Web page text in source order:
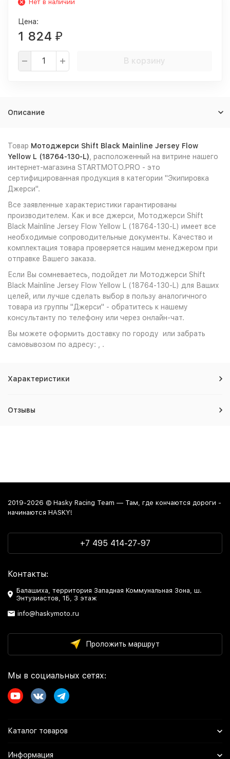
Нет в наличии
Цена:
1 824 ₽
В корзину
Описание
Товар Мотоджерси Shift Black Mainline Jersey Flow
Yellow L (18764-130-L) , расположенный на витрине нашего
интернет-магазина STARTMOTO.PRO - это
сертифицированная продукция в категории "Экипировка
Джерси".
Все заявленные характеристики гарантированы
производителем. Как и все джерси, Мотоджерси Shift
Black Mainline Jersey Flow Yellow L (18764-130-L) имеет все
необходимые сопроводительные документы. Качество и
комплектация товара проверяется нашим менеджером при
отправке Вашего заказа.
Если Вы сомневаетесь, подойдет ли Мотоджерси Shift
Black Mainline Jersey Flow Yellow L (18764-130-L) для Ваших
целей, или лучше сделать выбор в пользу аналогичного
товара из группы "Джерси" - обратитесь к нашему
консультанту по телефону или через онлайн-чат.
Вы можете оформить доставку по городу или забрать
самовывозом по адресу: , .
Характеристики
Отзывы
2019-2026 © Hasky Racing Team — Там, где кончаются дороги -
начинаются HASKY!
+7 495 414-27-97
Контакты:
Балашиха, территория Западная Коммунальная Зона, ш.
Энтузиастов, 1Б, 3 этаж
info@haskymoto.ru
Проложить маршрут
Мы в социальных сетях:
Каталог товаров
Информация